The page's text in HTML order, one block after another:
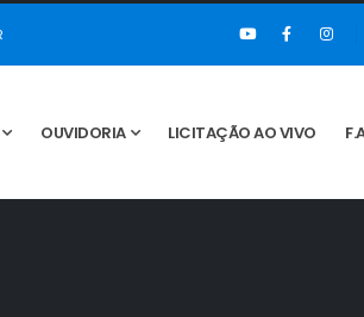
OUVIDORIA LICITAÇÃO AO VIVO